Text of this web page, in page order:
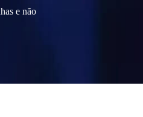
e não